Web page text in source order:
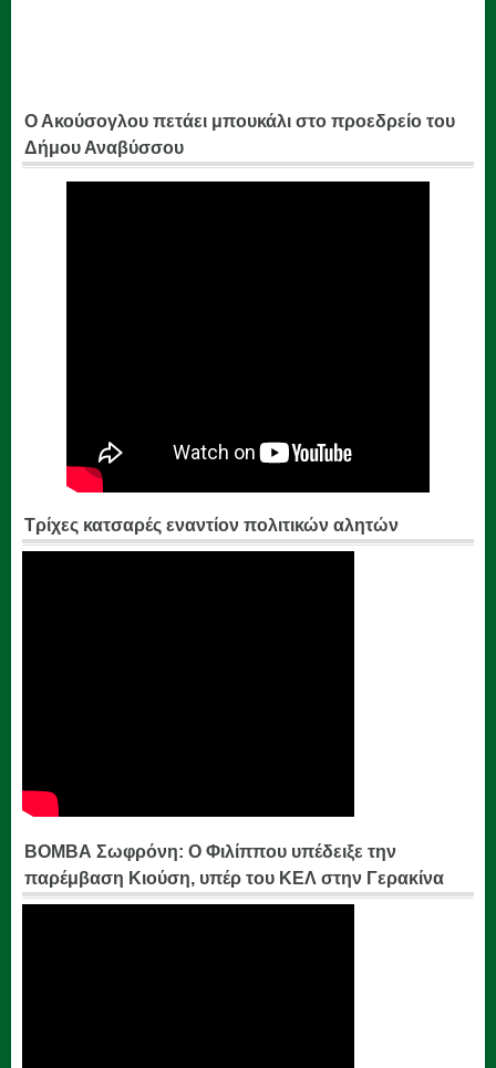
Ο Ακούσογλου πετάει μπουκάλι στο προεδρείο του
Δήμου Αναβύσσου
Τρίχες κατσαρές εναντίον πολιτικών αλητών
ΒΟΜΒΑ Σωφρόνη: Ο Φιλίππου υπέδειξε την
παρέμβαση Κιούση, υπέρ του ΚΕΛ στην Γερακίνα